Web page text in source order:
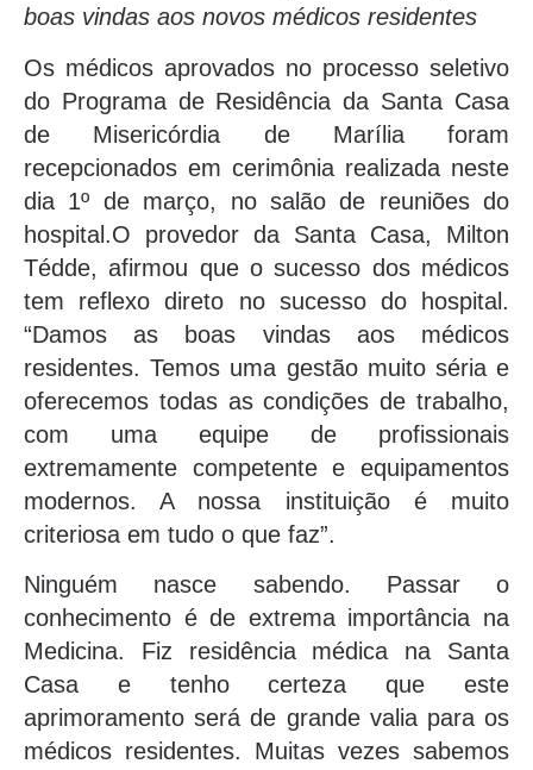
boas vindas aos novos médicos residentes
Os médicos aprovados no processo seletivo
do Programa de Residência da Santa Casa
de Misericórdia de Marília foram
recepcionados em cerimônia realizada neste
dia 1º de março, no salão de reuniões do
hospital.O provedor da Santa Casa, Milton
Tédde, afirmou que o sucesso dos médicos
tem reflexo direto no sucesso do hospital.
“Damos as boas vindas aos médicos
residentes. Temos uma gestão muito séria e
oferecemos todas as condições de trabalho,
com uma equipe de profissionais
extremamente competente e equipamentos
modernos. A nossa instituição é muito
criteriosa em tudo o que faz”.
Ninguém nasce sabendo. Passar o
conhecimento é de extrema importância na
Medicina. Fiz residência médica na Santa
Casa e tenho certeza que este
aprimoramento será de grande valia para os
médicos residentes. Muitas vezes sabemos